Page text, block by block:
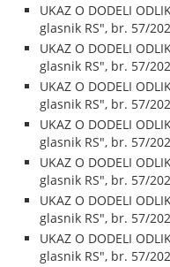
UKAZ O DODELI
glasnik RS", br. 57/
UKAZ O DODELI
glasnik RS", br. 57/
UKAZ O DODELI
glasnik RS", br. 57/
UKAZ O DODELI
glasnik RS", br. 57/
UKAZ O DODELI
glasnik RS", br. 57/
UKAZ O DODELI
glasnik RS", br. 57/
UKAZ O DODELI
glasnik RS", br. 57/